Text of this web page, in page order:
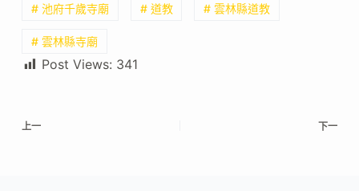
# 池府千歲寺廟 # 道教 # 雲林縣道教
# 雲林縣寺廟
Post Views: 341
上一 下一